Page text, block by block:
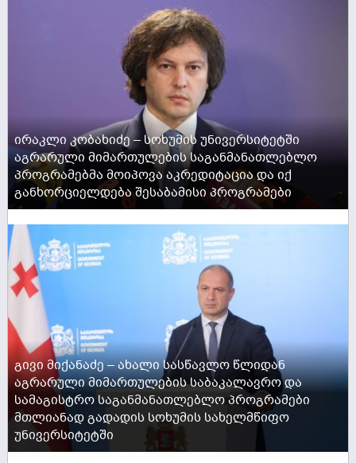
ირაკლი კობახიძე – სოხუმის უნივერსიტეტში
აგრარული მიმართულების საგანმანათლებლო
პროგრამებმა მოიპოვა აკრედიტაცია და იქ
განხორციელდება შესაბამისი პროგრამები
გივი მიქანაძე – ახალი სასწავლო წლიდან
აგრარული მიმართულების საბაკალავრო და
სამაგისტრო საგანმანათლებლო პროგრამები
მთლიანად გადადის სოხუმის სახელმწიფო
უნივერსიტეტში